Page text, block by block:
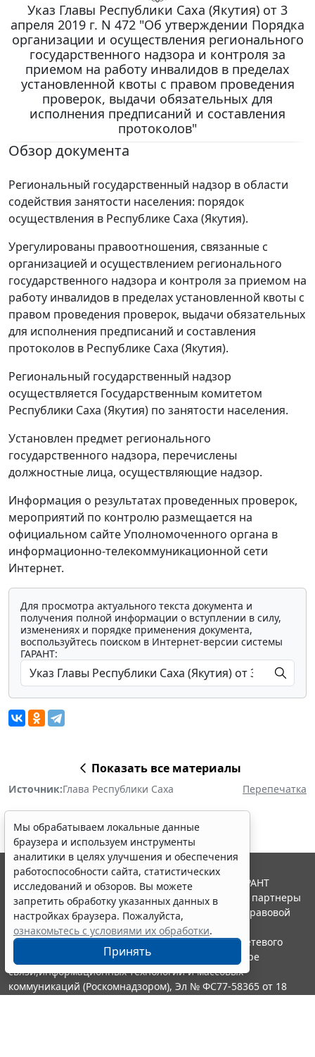
Указ Главы Республики Саха (Якутия) от 3
апреля 2019 г. N 472 "Об утверждении Порядка
организации и осуществления регионального
государственного надзора и контроля за
приемом на работу инвалидов в пределах
установленной квоты с правом проведения
проверок, выдачи обязательных для
исполнения предписаний и составления
протоколов"
Обзор документа
Региональный государственный надзор в области
содействия занятости населения: порядок
осуществления в Республике Саха (Якутия).
Урегулированы правоотношения, связанные с
организацией и осуществлением регионального
государственного надзора и контроля за приемом на
работу инвалидов в пределах установленной квоты с
правом проведения проверок, выдачи обязательных
для исполнения предписаний и составления
протоколов в Республике Саха (Якутия).
Региональный государственный надзор
осуществляется Государственным комитетом
Республики Саха (Якутия) по занятости населения.
Установлен предмет регионального
государственного надзора, перечислены
должностные лица, осуществляющие надзор.
Информация о результатах проведенных проверок,
мероприятий по контролю размещается на
официальном сайте Уполномоченного органа в
информационно-телекоммуникационной сети
Интернет.
Для просмотра актуального текста документа и
получения полной информации о вступлении в силу,
изменениях и порядке применения документа,
воспользуйтесь поиском в Интернет-версии системы
ГАРАНТ:
Показать все материалы
Источник:Глава Республики Саха Перепечатка
Мы обрабатываем локальные данные
браузера и используем инструменты
аналитики в целях улучшения и обеспечения
работоспособности сайта, статистических
исследований и обзоров. Вы можете
запретить обработку указанных данных в
настройках браузера. Пожалуйста,
ознакомьтесь с условиями их обработки.
Принять
© ООО "НПП "ГАРАНТ-СЕРВИС", 2026. Система ГАРАНТ
выпускается с 1990 года. Компания "Гарант" и ее партнеры
являются участниками Российской ассоциации правовой
информации ГАРАНТ.
Портал ГАРАНТ.РУ зарегистрирован в качестве сетевого
издания Федеральной службой по надзору в сфере
связи,информационных технологий и массовых
коммуникаций (Роскомнадзором), Эл № ФС77-58365 от 18